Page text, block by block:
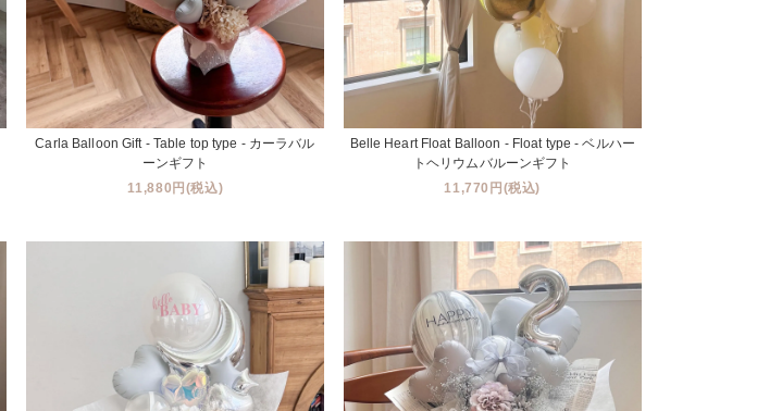
Carla Balloon Gift - Table top type - カーラバル
ーンギフト
11,880円(税込)
Belle Heart Float Balloon - Float type - ベルハー
トヘリウムバルーンギフト
11,770円(税込)